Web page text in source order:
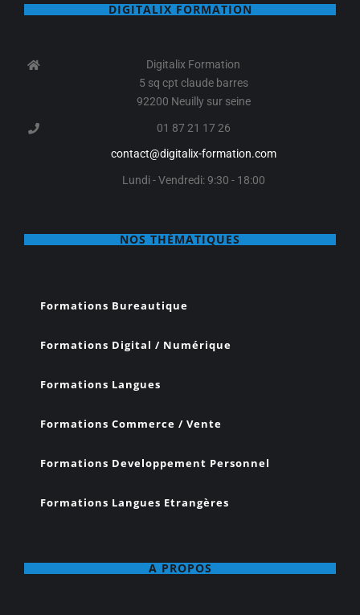
DIGITALIX FORMATION
Digitalix Formation
5 sq cpt claude barres
92200 Neuilly sur seine
01 87 21 17 26
contact@digitalix-formation.com
Lundi - Vendredi: 9:30 - 18:00
NOS THÉMATIQUES
Formations Bureautique
Formations Digital / Numérique
Formations Langues
Formations Commerce / Vente
Formations Developpement Personnel
Formations Langues Etrangères
A PROPOS